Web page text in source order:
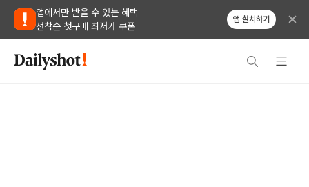
앱에서만 받을 수 있는 혜택
선착순 첫구매 최저가 쿠폰
앱 설치하기